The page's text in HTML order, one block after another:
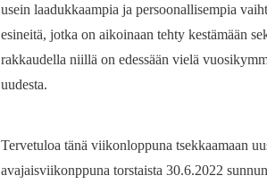
usein laadukkaampia ja persoonallisempia
esineitä, jotka on aikoinaan tehty kestämään
rakkaudella niillä on edessään vielä
uudesta.
Tervetuloa tänä viikonloppuna tsekkaamaan
avajaisviikonppuna torstaista 30.6.2022